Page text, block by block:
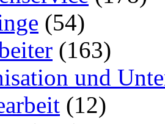
(54)
(163)
und
(12)